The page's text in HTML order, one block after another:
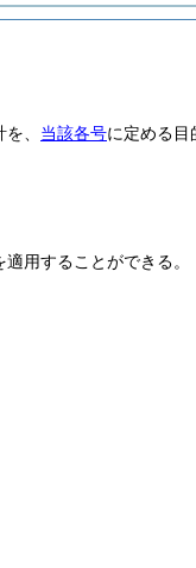
、 当該各号に定める目
用することができる。